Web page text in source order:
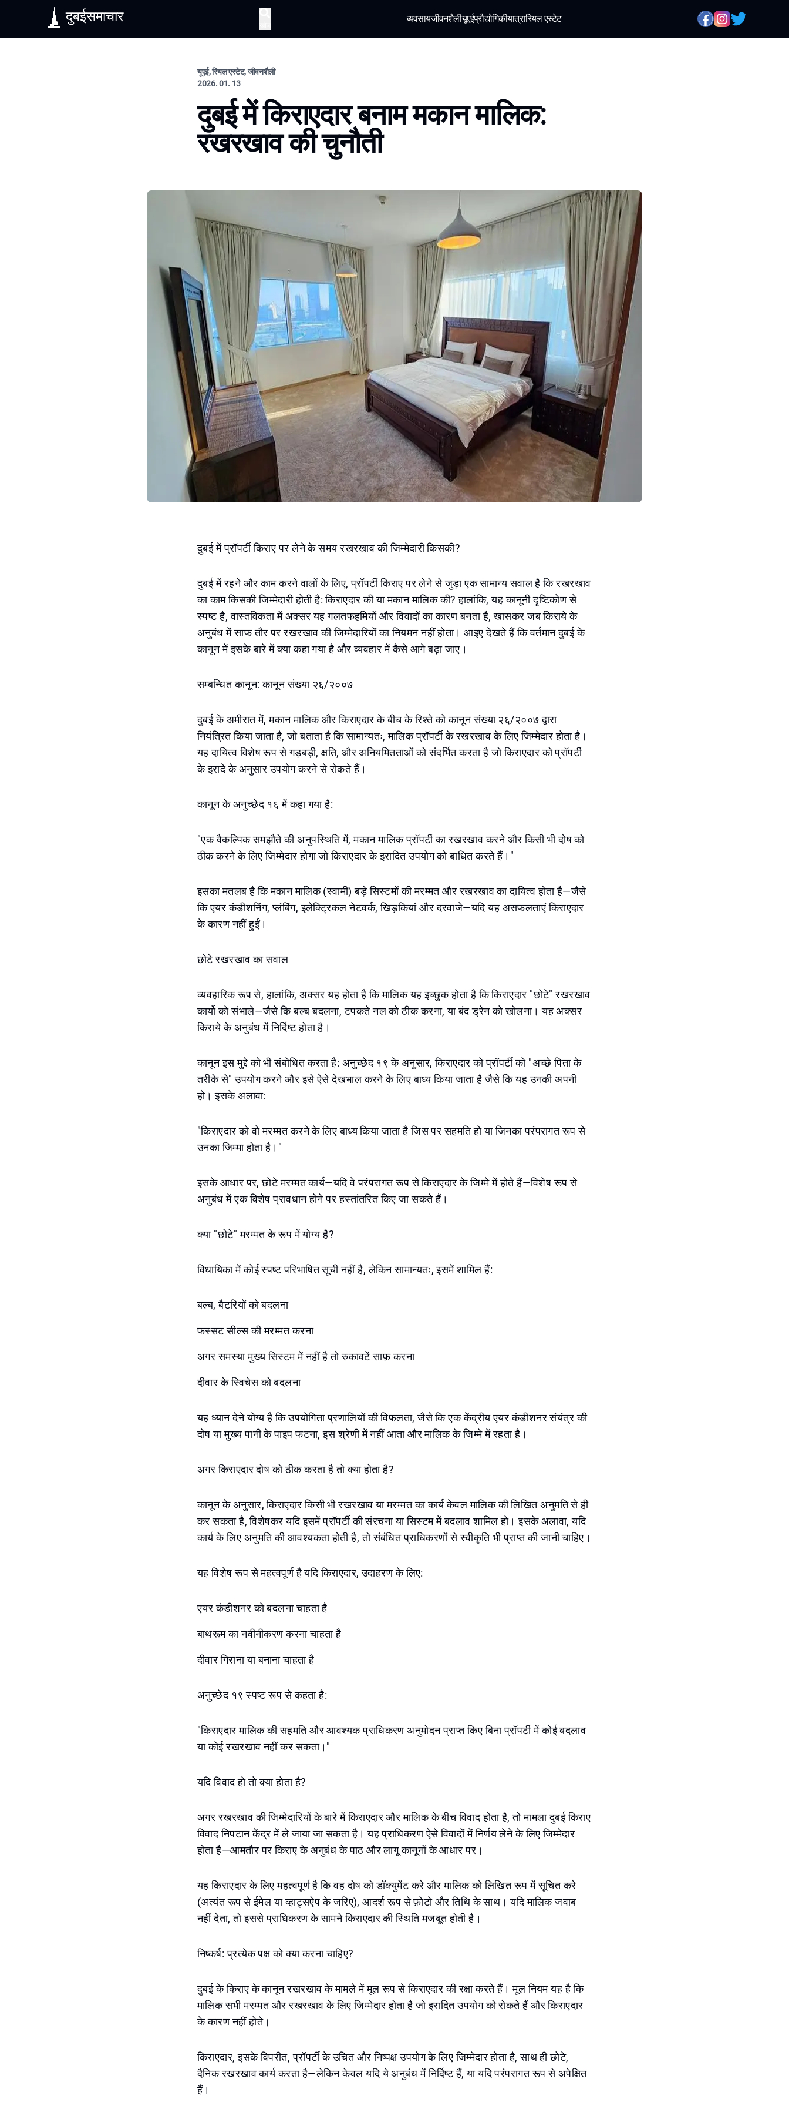
दुबईसमाचार व्यवसायजीवनशैलीयूएईप्रौद्योगिकीयात्रारियल एस्टेट
यूएई, रियल एस्टेट, जीवनशैली
2026. 01. 13
दुबई में किराएदार बनाम मकान मालिक:
रखरखाव की चुनौती
दुबई में प्रॉपर्टी किराए पर लेने के समय रखरखाव की जिम्मेदारी किसकी?
दुबई में रहने और काम करने वालों के लिए, प्रॉपर्टी किराए पर लेने से जुड़ा एक सामान्य सवाल है कि रखरखाव
का काम किसकी जिम्मेदारी होती है: किराएदार की या मकान मालिक की? हालांकि, यह कानूनी दृष्टिकोण से
स्पष्ट है, वास्तविकता में अक्सर यह गलतफहमियों और विवादों का कारण बनता है, खासकर जब किराये के
अनुबंध में साफ तौर पर रखरखाव की जिम्मेदारियों का नियमन नहीं होता। आइए देखते हैं कि वर्तमान दुबई के
कानून में इसके बारे में क्या कहा गया है और व्यवहार में कैसे आगे बढ़ा जाए।
सम्बन्धित कानून: कानून संख्या २६/२००७
दुबई के अमीरात में, मकान मालिक और किराएदार के बीच के रिश्ते को कानून संख्या २६/२००७ द्वारा
नियंत्रित किया जाता है, जो बताता है कि सामान्यतः, मालिक प्रॉपर्टी के रखरखाव के लिए जिम्मेदार होता है।
यह दायित्व विशेष रूप से गड़बड़ी, क्षति, और अनियमितताओं को संदर्भित करता है जो किराएदार को प्रॉपर्टी
के इरादे के अनुसार उपयोग करने से रोकते हैं।
कानून के अनुच्छेद १६ में कहा गया है:
"एक वैकल्पिक समझौते की अनुपस्थिति में, मकान मालिक प्रॉपर्टी का रखरखाव करने और किसी भी दोष को
ठीक करने के लिए जिम्मेदार होगा जो किराएदार के इरादित उपयोग को बाधित करते हैं।"
इसका मतलब है कि मकान मालिक (स्वामी) बड़े सिस्टमों की मरम्मत और रखरखाव का दायित्व होता है—जैसे
कि एयर कंडीशनिंग, प्लंबिंग, इलेक्ट्रिकल नेटवर्क, खिड़कियां और दरवाजे—यदि यह असफलताएं किराएदार
के कारण नहीं हुईं।
छोटे रखरखाव का सवाल
व्यवहारिक रूप से, हालांकि, अक्सर यह होता है कि मालिक यह इच्छुक होता है कि किराएदार "छोटे" रखरखाव
कार्यो को संभाले—जैसे कि बल्ब बदलना, टपकते नल को ठीक करना, या बंद ड्रेन को खोलना। यह अक्सर
किराये के अनुबंध में निर्दिष्ट होता है।
कानून इस मुद्दे को भी संबोधित करता है: अनुच्छेद १९ के अनुसार, किराएदार को प्रॉपर्टी को "अच्छे पिता के
तरीके से" उपयोग करने और इसे ऐसे देखभाल करने के लिए बाध्य किया जाता है जैसे कि यह उनकी अपनी
हो। इसके अलावा:
"किराएदार को वो मरम्मत करने के लिए बाध्य किया जाता है जिस पर सहमति हो या जिनका परंपरागत रूप से
उनका जिम्मा होता है।"
इसके आधार पर, छोटे मरम्मत कार्य—यदि वे परंपरागत रूप से किराएदार के जिम्मे में होते हैं—विशेष रूप से
अनुबंध में एक विशेष प्रावधान होने पर हस्तांतरित किए जा सकते हैं।
क्या "छोटे" मरम्मत के रूप में योग्य है?
विधायिका में कोई स्पष्ट परिभाषित सूची नहीं है, लेकिन सामान्यतः, इसमें शामिल हैं:
बल्ब, बैटरियों को बदलना
फस्सट सील्स की मरम्मत करना
अगर समस्या मुख्य सिस्टम में नहीं है तो रुकावटें साफ़ करना
दीवार के स्विचेस को बदलना
यह ध्यान देने योग्य है कि उपयोगिता प्रणालियों की विफलता, जैसे कि एक केंद्रीय एयर कंडीशनर संयंत्र की
दोष या मुख्य पानी के पाइप फटना, इस श्रेणी में नहीं आता और मालिक के जिम्मे में रहता है।
अगर किराएदार दोष को ठीक करता है तो क्या होता है?
कानून के अनुसार, किराएदार किसी भी रखरखाव या मरम्मत का कार्य केवल मालिक की लिखित अनुमति से ही
कर सकता है, विशेषकर यदि इसमें प्रॉपर्टी की संरचना या सिस्टम में बदलाव शामिल हो। इसके अलावा, यदि
कार्य के लिए अनुमति की आवश्यकता होती है, तो संबंधित प्राधिकरणों से स्वीकृति भी प्राप्त की जानी चाहिए।
यह विशेष रूप से महत्वपूर्ण है यदि किराएदार, उदाहरण के लिए:
एयर कंडीशनर को बदलना चाहता है
बाथरूम का नवीनीकरण करना चाहता है
दीवार गिराना या बनाना चाहता है
अनुच्छेद १९ स्पष्ट रूप से कहता है:
"किराएदार मालिक की सहमति और आवश्यक प्राधिकरण अनुमोदन प्राप्त किए बिना प्रॉपर्टी में कोई बदलाव
या कोई रखरखाव नहीं कर सकता।"
यदि विवाद हो तो क्या होता है?
अगर रखरखाव की जिम्मेदारियों के बारे में किराएदार और मालिक के बीच विवाद होता है, तो मामला दुबई किराए
विवाद निपटान केंद्र में ले जाया जा सकता है। यह प्राधिकरण ऐसे विवादों में निर्णय लेने के लिए जिम्मेदार
होता है—आमतौर पर किराए के अनुबंध के पाठ और लागू कानूनों के आधार पर।
यह किराएदार के लिए महत्वपूर्ण है कि वह दोष को डॉक्युमेंट करे और मालिक को लिखित रूप में सूचित करे
(अत्यंत रूप से ईमेल या व्हाट्सऐप के जरिए), आदर्श रूप से फ़ोटो और तिथि के साथ। यदि मालिक जवाब
नहीं देता, तो इससे प्राधिकरण के सामने किराएदार की स्थिति मजबूत होती है।
निष्कर्ष: प्रत्येक पक्ष को क्या करना चाहिए?
दुबई के किराए के कानून रखरखाव के मामले में मूल रूप से किराएदार की रक्षा करते हैं। मूल नियम यह है कि
मालिक सभी मरम्मत और रखरखाव के लिए जिम्मेदार होता है जो इरादित उपयोग को रोकते हैं और किराएदार
के कारण नहीं होते।
किराएदार, इसके विपरीत, प्रॉपर्टी के उचित और निष्पक्ष उपयोग के लिए जिम्मेदार होता है, साथ ही छोटे,
दैनिक रखरखाव कार्य करता है—लेकिन केवल यदि ये अनुबंध में निर्दिष्ट हैं, या यदि परंपरागत रूप से अपेक्षित
हैं।